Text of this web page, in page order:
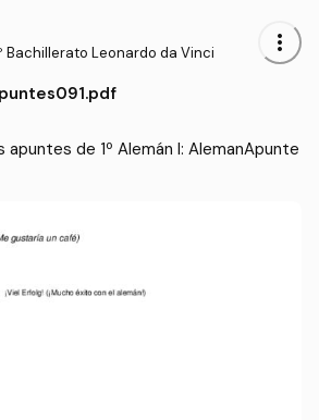
Bachillerato Leonardo da Vinci more_vert
de 1º Alemán I: AlemanApunte